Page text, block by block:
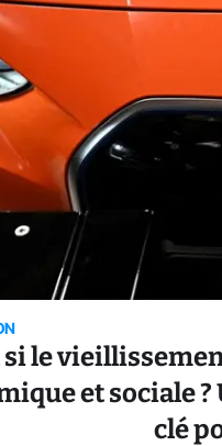
si le
et sociale
clé